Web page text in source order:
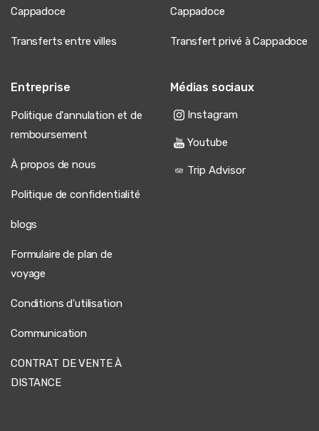
Cappadoce
Cappadoce
Transferts entre villes Transfert privé à Cappadoce
Entreprise
Politique d'annulation et de
remboursement
À propos de nous
Politique de confidentialité
blogs
Formulaire de plan de
voyage
Conditions d'utilisation
Communication
CONTRAT DE VENTE À
DISTANCE
Médias sociaux
Instagram
Youtube
Trip Advisor